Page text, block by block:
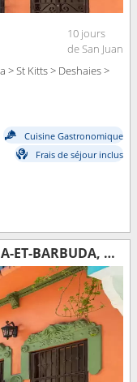
10 jours
de San Juan
> St Kitts > Deshaies >
Cuisine Gastronomique
Frais de séjour inclus
JOST VAN DYKE, FRANCE, ANTIGUA-ET-BARBUDA, MARTINIQUE, GRENADE, BONAIRE, ARUBA, PORTO RICO